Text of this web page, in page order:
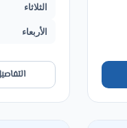
الثلاثاء
الأربعاء